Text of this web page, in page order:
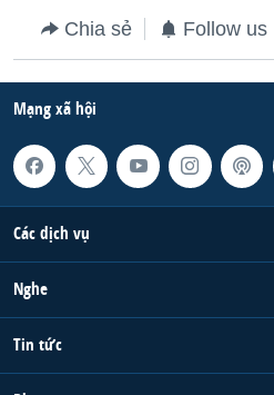
Chia sẻ Follow us
Mạng xã hội
Các dịch vụ
Nghe
Tin tức